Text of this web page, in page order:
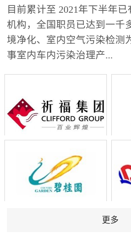
目前累计至 2021年下半年
机构，全国职员已达到一千
境净化、室内空气污染检测
事室内车内污染治理产...
更多